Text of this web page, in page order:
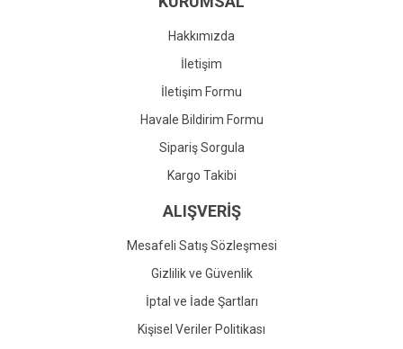
Gönder
Hakkımızda
İletişim
İletişim Formu
Havale Bildirim Formu
Sipariş Sorgula
Kargo Takibi
ALIŞVERİŞ
Mesafeli Satış Sözleşmesi
Gizlilik ve Güvenlik
İptal ve İade Şartları
Kişisel Veriler Politikası